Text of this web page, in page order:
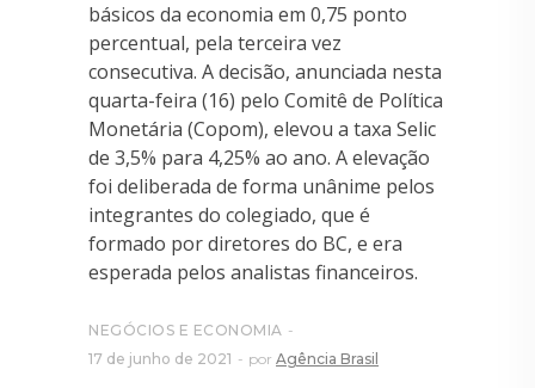
básicos da economia em 0,75 ponto
percentual, pela terceira vez
consecutiva. A decisão, anunciada nesta
quarta-feira (16) pelo Comitê de Política
Monetária (Copom), elevou a taxa Selic
de 3,5% para 4,25% ao ano. A elevação
foi deliberada de forma unânime pelos
integrantes do colegiado, que é
formado por diretores do BC, e era
esperada pelos analistas financeiros.
NEGÓCIOS E ECONOMIA
17 de junho de 2021
por Agência Brasil